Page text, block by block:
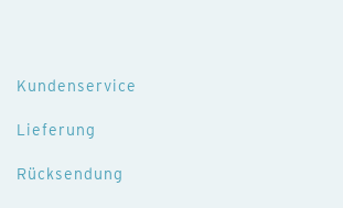
Kundenservice
Lieferung
Rücksendung